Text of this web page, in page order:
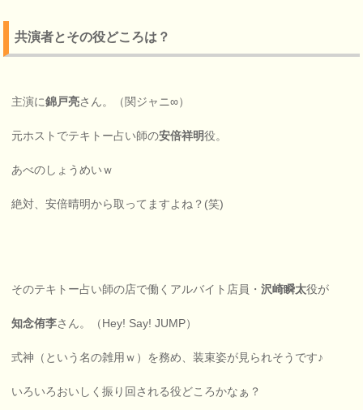
共演者とその役どころは？
主演に錦戸亮さん。（関ジャニ∞）
元ホストでテキトー占い師の安倍祥明役。
あべのしょうめいｗ
絶対、安倍晴明から取ってますよね？(笑)
そのテキトー占い師の店で働くアルバイト店員・沢崎瞬太役が
知念侑李さん。（Hey! Say! JUMP）
式神（という名の雑用ｗ）を務め、装束姿が見られそうです♪
いろいろおいしく振り回される役どころかなぁ？